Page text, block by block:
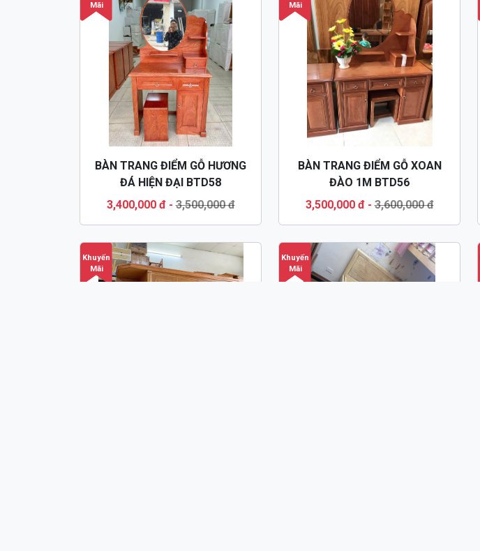
Mãi
BÀN TRANG ĐIỂM GỖ HƯƠNG
ĐÁ HIỆN ĐẠI BTD58
3,400,000 đ-3,500,000 đ
Mãi
BÀN TRANG ĐIỂM GỖ XOAN
ĐÀO 1M BTD56
3,500,000 đ-3,600,000 đ
Khuyến
Mãi
Khuyến
Mãi